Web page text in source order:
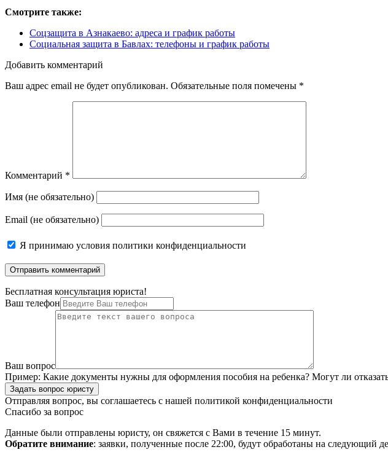
Смотрите также:
Соцзащита в Азнакаево: адреса и график работы
Социальная защита в Бавлах: телефоны и график работы
Добавить комментарий
Ваш адрес email не будет опубликован. Обязательные поля помечены *
Комментарий *
Имя (не обязательно)
Email (не обязательно)
Я принимаю условия политики конфиденциальности
Бесплатная консультация юриста!
Ваш телефон
Ваш вопрос
Пример: Какие документы нужны для оформления пособия на ребенка? Могут ли
Задать вопрос юристу
Отправляя вопрос, вы соглашаетесь с нашей политикой конфиденциальности
Спасибо за вопрос
Данные были отправлены юристу, он свяжется с Вами в течение 15 минут.
Обратите внимание: заявки, полученные после 22:00, будут обработаны на следующий